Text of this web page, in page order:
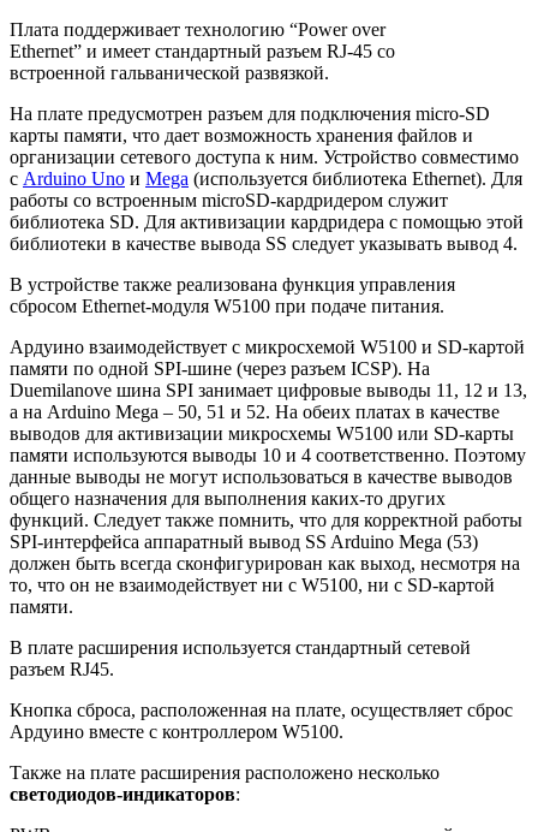
Плата поддерживает технологию “Power over
Ethernet” и имеет стандартный разъем RJ-45 со
встроенной гальванической развязкой.
На плате предусмотрен разъем для подключения micro-SD
карты памяти, что дает возможность хранения файлов и
организации сетевого доступа к ним. Устройство совместимо
с Arduino Uno и Mega (используется библиотека Ethernet). Для
работы со встроенным microSD-кардридером служит
библиотека SD. Для активизации кардридера с помощью этой
библиотеки в качестве вывода SS следует указывать вывод 4.
В устройстве также реализована функция управления
сбросом Ethernet-модуля W5100 при подаче питания.
Ардуино взаимодействует с микросхемой W5100 и SD-картой
памяти по одной SPI-шине (через разъем ICSP). На
Duemilanove шина SPI занимает цифровые выводы 11, 12 и 13,
а на Arduino Mega – 50, 51 и 52. На обеих платах в качестве
выводов для активизации микросхемы W5100 или SD-карты
памяти используются выводы 10 и 4 соответственно. Поэтому
данные выводы не могут использоваться в качестве выводов
общего назначения для выполнения каких-то других
функций. Следует также помнить, что для корректной работы
SPI-интерфейса аппаратный вывод SS Arduino Mega (53)
должен быть всегда сконфигурирован как выход, несмотря на
то, что он не взаимодействует ни с W5100, ни с SD-картой
памяти.
В плате расширения используется стандартный сетевой
разъем RJ45.
Кнопка сброса, расположенная на плате, осуществляет сброс
Ардуино вместе с контроллером W5100.
Также на плате расширения расположено несколько
светодиодов-индикаторов: